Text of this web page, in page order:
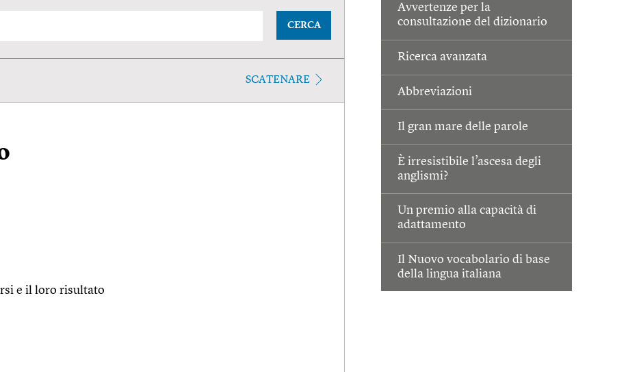
Avvertenze per la
consultazione del dizionario
Ricerca avanzata
Abbreviazioni
Il gran mare delle parole
È irresistibile l’ascesa degli
anglismi?
Un premio alla capacità di
adattamento
Il Nuovo vocabolario di base
della lingua italiana
CERCA
SCATENARE
e il loro risultato